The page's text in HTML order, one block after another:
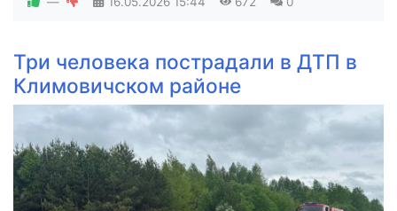
Три человека пострадали в ДТП в
Климовичском районе